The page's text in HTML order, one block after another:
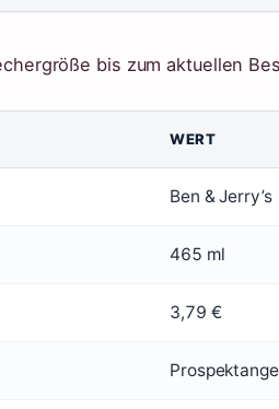
bis zum aktuellen
WERT
Ben & Jerry’s
465 ml
3,79 €